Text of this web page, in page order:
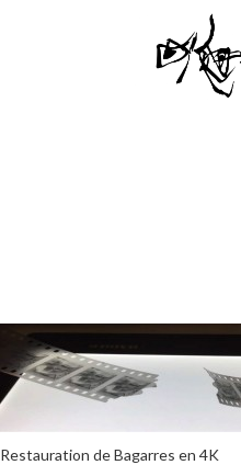
Restauration de Bagarres en 4K